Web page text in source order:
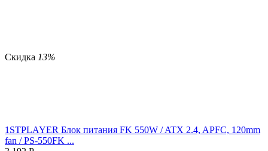
Скидка 13%
1STPLAYER Блок питания FK 550W / ATX 2.4, APFC, 120mm
fan / PS-550FK ...